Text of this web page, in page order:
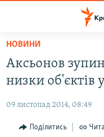
Перейти
основного
матеріалу
до
навігації
ПОЛІТИКА
БЛОГИ
НОВИНИ
Аксьонов
низки об'єктів
09 листопад 2014, 08:49
Поділитись